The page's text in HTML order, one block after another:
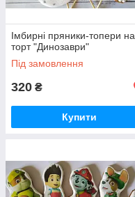
Імбирні пряники-топери на
торт "Динозаври"
Під замовлення
320 ₴
Купити